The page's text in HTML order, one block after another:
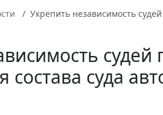
Укрепить независимость
судей
суда